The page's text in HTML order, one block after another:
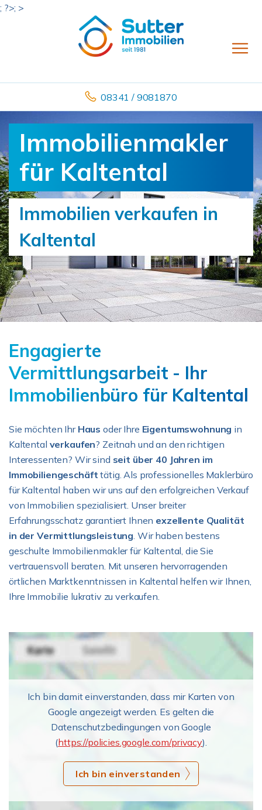
; ?>; >
08341 / 9081870
Immobilienmakler
für Kaltental
Immobilien verkaufen in
Kaltental
Engagierte
Vermittlungsarbeit - Ihr
Immobilienbüro für Kaltental
Sie möchten Ihr Haus oder Ihre Eigentumswohnung in
Kaltental verkaufen? Zeitnah und an den richtigen
Interessenten? Wir sind seit über 40 Jahren im
Immobiliengeschäft tätig. Als professionelles Maklerbüro
für Kaltental haben wir uns auf den erfolgreichen Verkauf
von Immobilien spezialisiert. Unser breiter
Erfahrungsschatz garantiert Ihnen exzellente Qualität
in der Vermittlungsleistung. Wir haben bestens
geschulte Immobilienmakler für Kaltental, die Sie
vertrauensvoll beraten. Mit unseren hervorragenden
örtlichen Marktkenntnissen in Kaltental helfen wir Ihnen,
Ihre Immobilie lukrativ zu verkaufen.
Ich bin damit einverstanden, dass mir Karten von
Google angezeigt werden. Es gelten die
Datenschutzbedingungen von Google
(https://policies.google.com/privacy).
Ich bin einverstanden